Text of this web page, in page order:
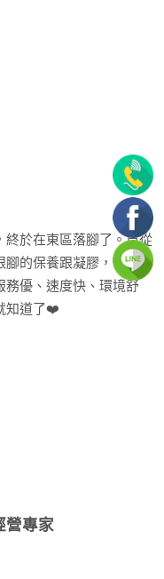
終於在東區落腳了。自從
腳的保養跟凝膠，後來居
務優、速度快、環境舒
知道了❤️
營專家